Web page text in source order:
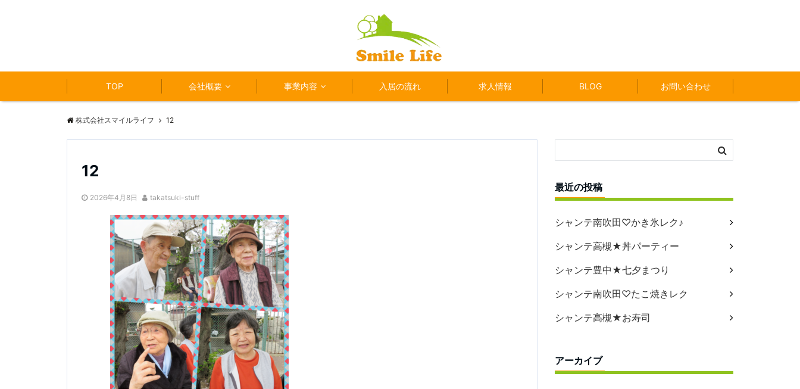
TOP 会社概要 事業内容 入居の流れ 求人情報 BLOG お問い合わせ
株式会社スマイルライフ 12
12
2026年4月8日 takatsuki-stuff
最近の投稿
シャンテ南吹田♡かき氷レク♪
シャンテ高槻★丼パーティー
シャンテ豊中★七夕まつり
シャンテ南吹田♡たこ焼きレク
シャンテ高槻★お寿司
アーカイブ